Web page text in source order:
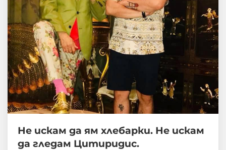
Не искам да ям хлебарки. Не искам
да гледам Цитиридис.